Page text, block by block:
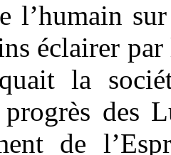
l’humain
éclairer
la
des
de